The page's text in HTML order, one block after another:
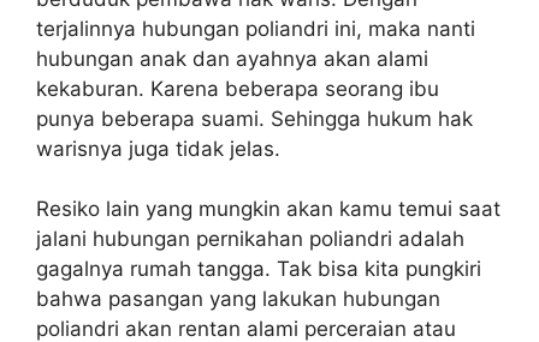
terjalinnya hubungan poliandri ini, maka nanti
hubungan anak dan ayahnya akan alami
kekaburan. Karena beberapa seorang ibu
punya beberapa suami. Sehingga hukum hak
warisnya juga tidak jelas.
Resiko lain yang mungkin akan kamu temui saat
jalani hubungan pernikahan poliandri adalah
gagalnya rumah tangga. Tak bisa kita pungkiri
bahwa pasangan yang lakukan hubungan
poliandri akan rentan alami perceraian atau